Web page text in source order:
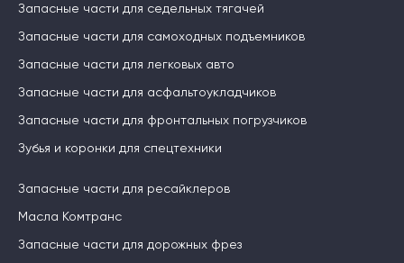
Запасные части для седельных тягачей
Запасные части для самоходных подъемников
Запасные части для легковых авто
Запасные части для асфальтоукладчиков
Запасные части для фронтальных погрузчиков
Зубья и коронки для спецтехники
Запасные части для ресайклеров
Масла Комтранс
Запасные части для дорожных фрез